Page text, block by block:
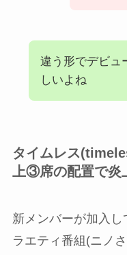
違う形でデビュ
しいよね
タイムレス
上③席の配置で炎
新メンバーが加入
ラエティ番組(ニノ